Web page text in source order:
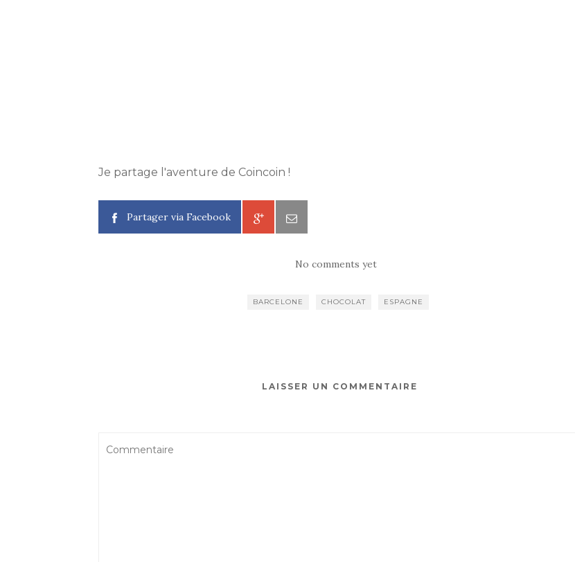
Je partage l'aventure de Coincoin !
Partager via Facebook
No comments yet
BARCELONE CHOCOLAT ESPAGNE
LAISSER UN COMMENTAIRE